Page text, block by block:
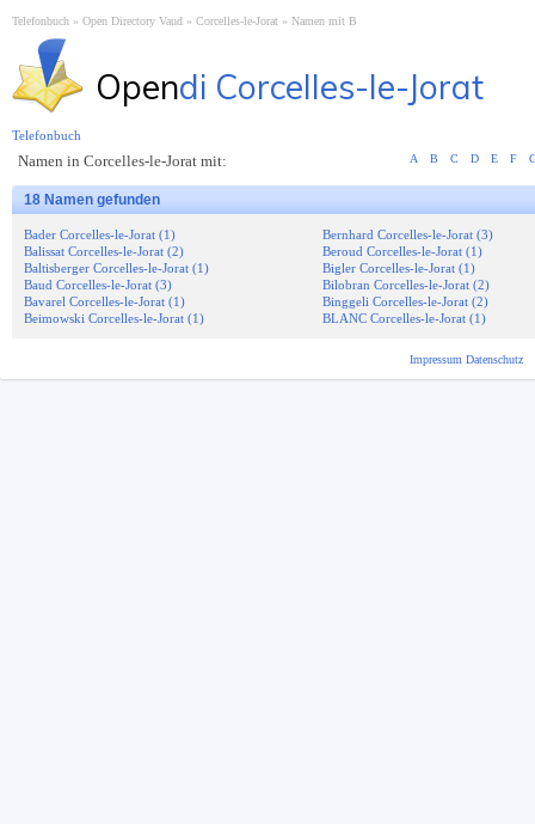
Telefonbuch Open Directory Vaud Corcelles-le-Jorat Namen mit B
Opendi Corcelles-le-Jorat
Namen in Corcelles-le-Jorat mit: A B C D E F
18 Namen gefunden
Bader Corcelles-le-Jorat (1)
Balissat Corcelles-le-Jorat (2)
Baltisberger Corcelles-le-Jorat (1)
Baud Corcelles-le-Jorat (3)
Bavarel Corcelles-le-Jorat (1)
Beimowski Corcelles-le-Jorat (1)
Bernhard Corcelles-le-Jorat (3)
Beroud Corcelles-le-Jorat (1)
Bigler Corcelles-le-Jorat (1)
Bilobran Corcelles-le-Jorat (2)
Binggeli Corcelles-le-Jorat (2)
BLANC Corcelles-le-Jorat (1)
Telefonbuch
Impressum Datenschutz